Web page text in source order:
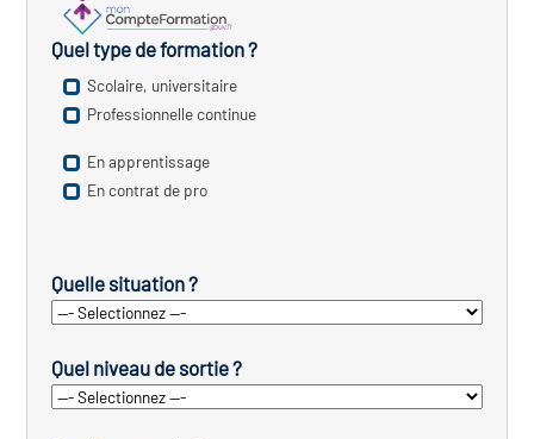
Quel type de formation ?
Scolaire, universitaire
Professionnelle continue
En apprentissage
En contrat de pro
Quelle situation ?
Quel niveau de sortie ?